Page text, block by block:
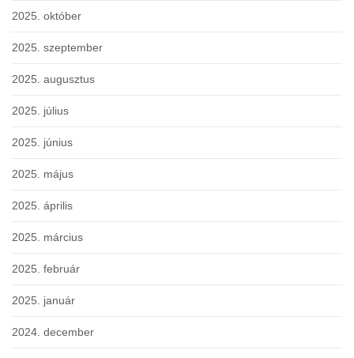
2025. október
2025. szeptember
2025. augusztus
2025. július
2025. június
2025. május
2025. április
2025. március
2025. február
2025. január
2024. december